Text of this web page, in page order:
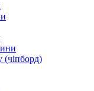
(чіпборд)